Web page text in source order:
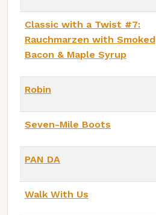
Classic with a Twist #7:
Rauchmarzen with Smoked
Bacon & Maple Syrup
Robin
Seven-Mile Boots
PAN DA
Walk With Us